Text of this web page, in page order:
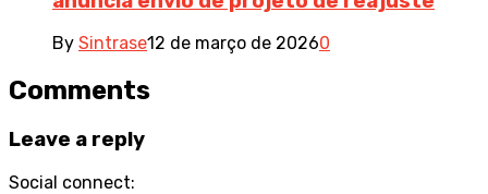
By Sintrase12 de março de 20260
Comments
Leave a reply
Social connect: